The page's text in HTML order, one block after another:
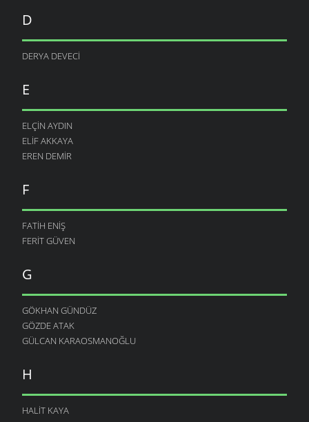
D
DERYA DEVECI
E
ELÇIN AYDIN
ELIF AKKAYA
EREN DEMIR
F
FATIH ENIŞ
FERIT GÜVEN
G
GÖKHAN GÜNDÜZ
GÖZDE ATAK
GÜLCAN KARAOSMANOĞLU
H
HALIT KAYA